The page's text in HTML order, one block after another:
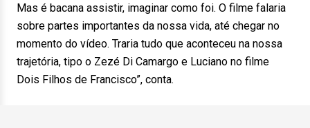
Mas é bacana assistir, imaginar como foi. O filme falaria
sobre partes importantes da nossa vida, até chegar no
momento do vídeo. Traria tudo que aconteceu na nossa
trajetória, tipo o Zezé Di Camargo e Luciano no filme
Dois Filhos de Francisco”, conta.